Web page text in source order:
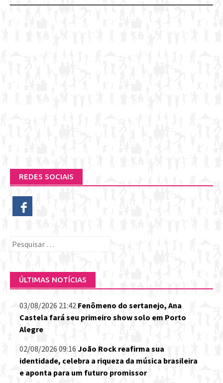
REDES SOCIAIS
Pesquisar
ÚLTIMAS NOTÍCIAS
03/08/2026 21:42 Fenômeno do sertanejo, Ana
Castela fará seu primeiro show solo em Porto
Alegre
02/08/2026 09:16 João Rock reafirma sua
identidade, celebra a riqueza da música brasileira
e aponta para um futuro promissor